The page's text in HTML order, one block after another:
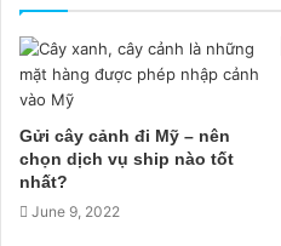
Gửi cây cảnh đi Mỹ – nên
chọn dịch vụ ship nào tốt
nhất?
June 9, 2022